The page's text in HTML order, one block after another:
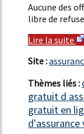
Aucune des
libre de
Lire la suite
Site :
Thèmes liés :
gratuit d
gratuit en
d'assurance